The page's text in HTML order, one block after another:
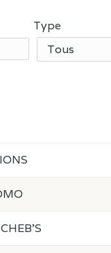
Type